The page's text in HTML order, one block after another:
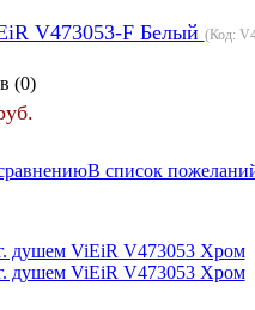
V473053-F Белый (Код:
(0)
В список